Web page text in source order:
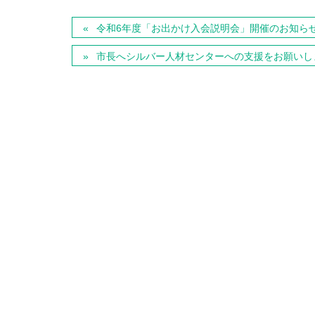
令和6年度「お出かけ入会説明会」開催のお知ら
市長へシルバー人材センターへの支援をお願いし